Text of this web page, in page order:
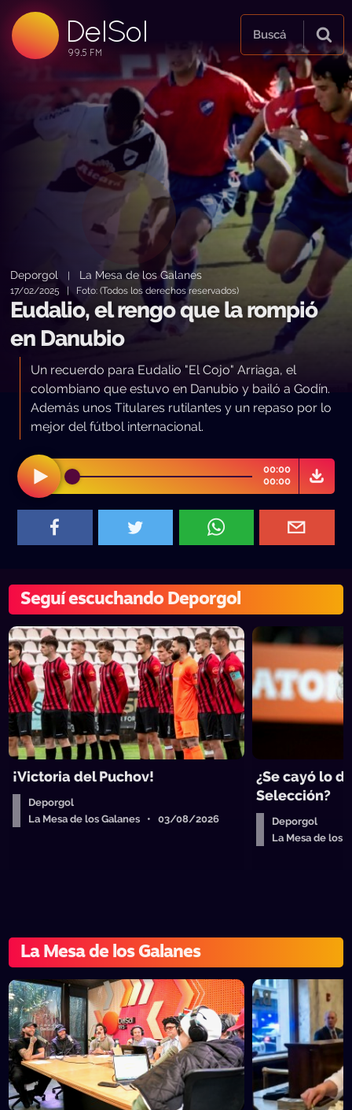
DelSol
99.5 FM
99.5 FM
99.5 FM
Buscá
Deporgol La Mesa de los Galanes
17/02/2025 | Foto: (Todos los derechos reservados)
Eudalio, el rengo que la rompió
en Danubio
Un recuerdo para Eudalio "El Cojo" Arriaga, el
colombiano que estuvo en Danubio y bailó a Godín.
Además unos Titulares rutilantes y un repaso por lo
mejor del fútbol internacional.
00:00
00:00
Seguí escuchando Deporgol
¡Victoria del Puchov!
Deporgol
La Mesa de los Galanes • 03/08/2026
¿Se cayó lo
Selección?
Deporgol
La Mesa de los
La Mesa de los Galanes